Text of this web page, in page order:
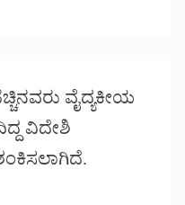
ವೈದ್ಯಕೀಯ
ವಿದೇಶಿ